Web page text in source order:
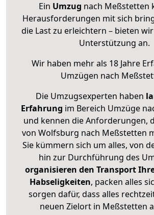
Ein Umzug nach Meßstetten
Herausforderungen mit sich
die Last zu erleichtern – bieten
Unterstützung an.
Wir haben mehr als 18 Jahre
Umzügen nach
Die Umzugsexperten haben
Erfahrung im Bereich Umzüge
und kennen die Anforderungen,
von Wolfsburg nach Meßstetten
Sie kümmern sich um alles, von
hin zur Durchführung des
organisieren den Transport
Habseligkeiten, packen alles
sorgen dafür, dass alles
neuen Zielort in Meßstetten